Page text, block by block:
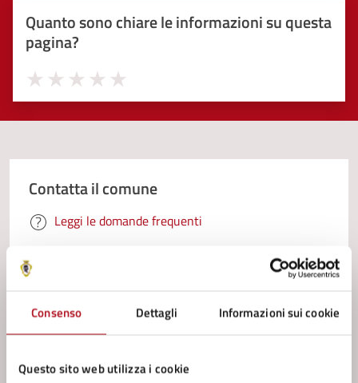
Consenso Dettagli Informazioni sui cookie
Questo sito web utilizza i cookie
Quanto sono chiare le informazioni su questa
pagina?
Valuta 5 stelle su 5
Valuta 4 stelle su 5
Valuta 3 stelle su 5
Valuta 2 stelle su 5
Valuta 1 stelle su 5
Contatta il comune
Leggi le domande frequenti
Problemi in città
Segnala disservizio